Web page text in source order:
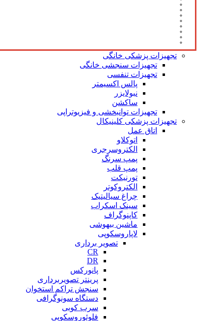
تجهیزات پزشکی خانگی
تجهیزات سنجشی خانگی
تجهیزات تنفسی
پالس اکسیمتر
نبولایزر
ساکشن
تجهیزات توانبخشی و فیزیوتراپی
تجهیزات پزشکی کلینیکال
اتاق عمل
اتوکلاو
الکتروسرجری
پمپ سرنگ
پمپ قلب
تورنیکت
الکتروکوتر
چراغ سیالیتیک
سینک اسکراب
کاپنوگراف
ماشین بیهوشی
لاپاروسکوپی
تصویر برداری
CR
DR
پانورکس
پرینتر تصویربرداری
سنجش تراکم استخوان
دستگاه سونوگرافی
سرب کوبی
فلوئوروسکوپی